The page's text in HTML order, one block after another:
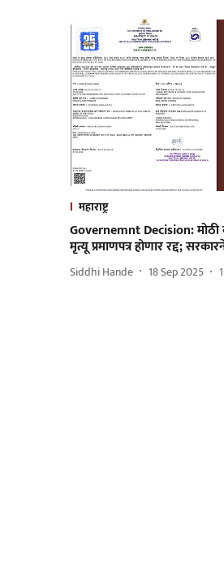
महाराष्ट्र
Governemnt Decision: मोठी
मृत्यू प्रमाणपत्र होणार रद्द;
Siddhi Hande 18 Sep 2025 1